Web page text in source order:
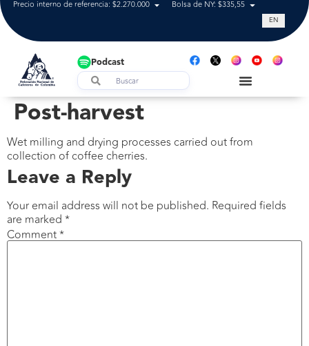
Precio interno de referencia: $2.270.000 Bolsa de NY: $335,55 Tasa de
EN
Podcast
Post-harvest
Wet milling and drying processes carried out from
collection of coffee cherries.
Leave a Reply
Your email address will not be published. Required fields
are marked *
Comment*